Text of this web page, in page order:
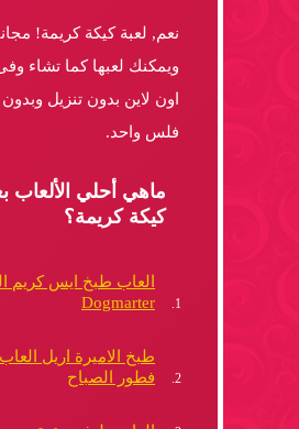
نعم, لعبة كيكة كريمة!
ويمكنك لعبها كما تشاء
اون لاين بدون تنزيل
فلس واحد.
ماهي أحلي الألعاب
كيكة كريمة؟
العاب طبخ ايس كريم
Dogmarter
طبخ الاميرة اريل
فطور الصباح